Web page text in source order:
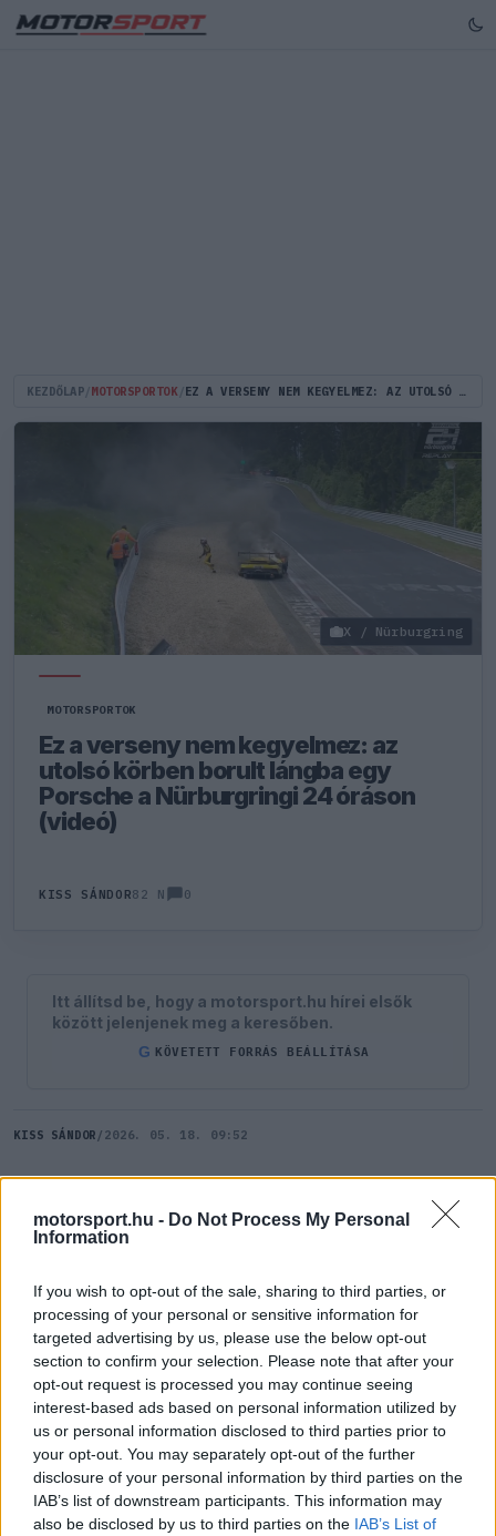
motorsport.hu - Do Not Process My Personal
Information
If you wish to opt-out of the sale, sharing to third parties, or
processing of your personal or sensitive information for
targeted advertising by us, please use the below opt-out
section to confirm your selection. Please note that after your
opt-out request is processed you may continue seeing
interest-based ads based on personal information utilized by
us or personal information disclosed to third parties prior to
your opt-out. You may separately opt-out of the further
disclosure of your personal information by third parties on the
IAB’s list of downstream participants. This information may
also be disclosed by us to third parties on the IAB’s List of
KEZDŐLAP MOTORSPORTOK EZ A VERSENY NEM KEGYELMEZ: AZ UTOLSÓ KÖRBEN BORULT LÁNGBA EGY PORSCHE A NÜRBURGRINGI 24 ÓRÁSON (VIDEÓ)
X / Nürburgring
MOTORSPORTOK
Ez a verseny nem kegyelmez: az
utolsó körben borult lángba egy
Porsche a Nürburgringi 24 óráson
(videó)
KISS SÁNDOR82 N 0
Itt állítsd be, hogy a motorsport.hu hírei elsők
között jelenjenek meg a keresőben.
G KÖVETETT FORRÁS BEÁLLÍTÁSA
KISS SÁNDOR / 2026. 05. 18. 09:52
Dinamic #55-ös Porschéja.
SZÓLJ HOZZÁ TE IS!
A leintés előtti percekben ért véget a Dinamic
csapat versenye, amikor a #55-ös Porsche 911
GT3 R Evo a Brünnchen-kanyarban kicsúszott és
a szalagkorlátnak ütközött, majd rövid időn belül
lángra kapott.